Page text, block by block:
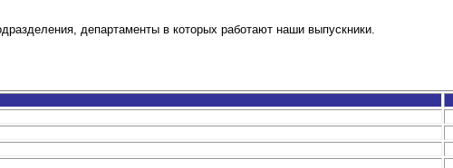
департаменты в которых работают наши выпускники.